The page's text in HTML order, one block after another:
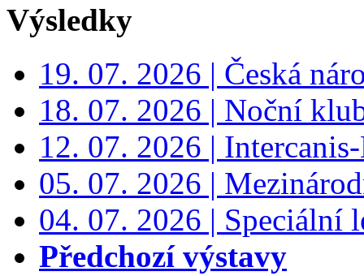
Výsledky
19. 07. 2026 | Česká
18. 07. 2026 | Noční
12. 07. 2026 |
05. 07. 2026 |
04. 07. 2026 | Speciální
Předchozí výstavy